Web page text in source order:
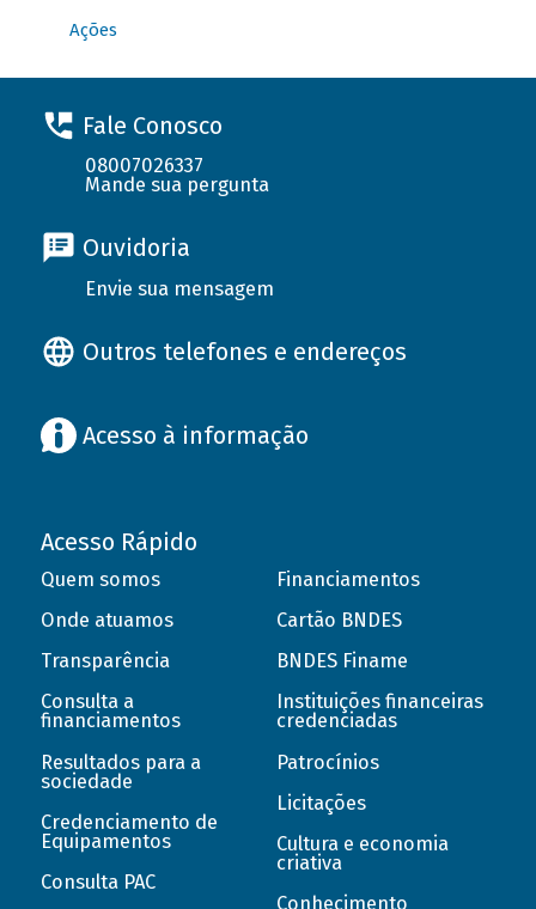
Ações
Fale Conosco
08007026337
Mande sua pergunta
Ouvidoria
Envie sua mensagem
Outros telefones e endereços
Acesso à informação
Acesso Rápido
Quem somos
Onde atuamos
Transparência
Consulta a
financiamentos
Resultados para a
sociedade
Credenciamento de
Equipamentos
Consulta PAC
Financiamentos
Cartão BNDES
BNDES Finame
Instituições financeiras
credenciadas
Patrocínios
Licitações
Cultura e economia
criativa
Conhecimento